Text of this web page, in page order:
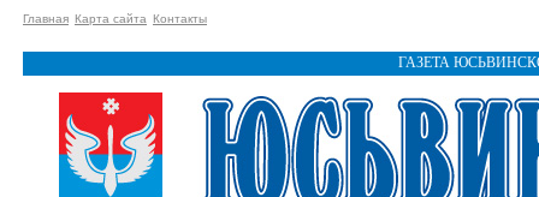
Главная Карта сайта Контакты
ГАЗЕТА